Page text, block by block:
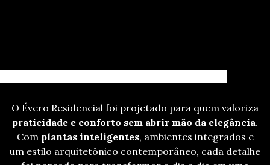
O Évero Residencial foi projetado para quem valoriza
praticidade e conforto sem abrir mão da elegância.
Com plantas inteligentes, ambientes integrados e
um estilo arquitetônico contemporâneo, cada detalhe